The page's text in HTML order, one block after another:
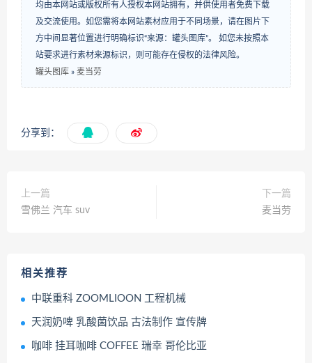
均由本网站或版权所有人授权本网站拥有，并供使用者免费下载
及交流使用。如您需将本网站素材应用于不同场景，请在图片下
方中间显著位置进行明确标识“来源：罐头图库”。 如您未按照本
站要求进行素材来源标识，则可能存在侵权的法律风险。
罐头图库 » 麦当劳
分享到：
上一篇
雪佛兰 汽车 suv
下一篇
麦当劳
相关推荐
中联重科 ZOOMLIOON 工程机械
天润奶啤 乳酸菌饮品 古法制作 宣传牌
咖啡 挂耳咖啡 COFFEE 瑞幸 哥伦比亚